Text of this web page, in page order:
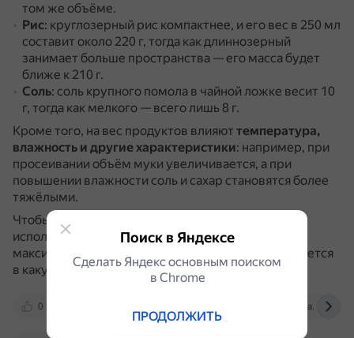
том же объёме.
Рис: круглозерный рис компактнее, и его вес в 250 мл
составит около 220 г, тогда как длиннозерный
занимает больше пространства — его масса будет
ближе к 210 г.
Соль: соль крупного помола в чайной ложке весит 10
г, тогда как мелкого — всего лишь 8 г.
Кроме того, на вес продуктов влияют температура,
влажность и другие характеристики: например, при
просеивании объём муки увеличивается, а при
повышении влажности соль и сахар становятся более
тяжёлыми.
Чтобы не ошибиться в расчётах, рекомендуется
использовать мерные таблицы, где указан
максимальный объём вещества, который помещается
в какую-либо ёмкость.
0 lenta.ru
Поиск в Яндексе
Сделать Яндекс основным поиском
в Сhrome
ПРОДОЛЖИТЬ